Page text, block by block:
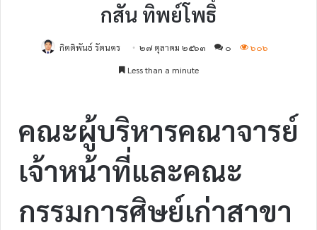
กสัน ทิพย์โพธิ์
กิตติพันธ์ รัตนคร ๒๗ ตุลาคม ๒๕๖๓ ๐
๖๐๖
Less than a minute
คณะผู้บริหารคณาจารย์
เจ้าหน้าที่และคณะ
กรรมการศิษย์เก่าสาขา